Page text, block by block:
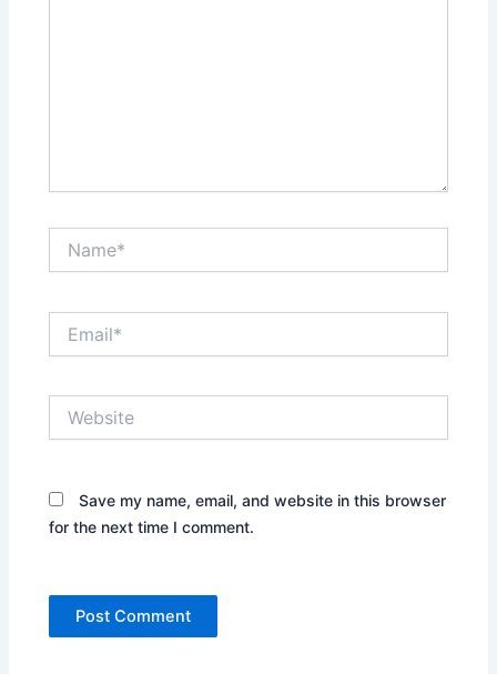
Save my name, email, and website in this browser
for the next time I comment.